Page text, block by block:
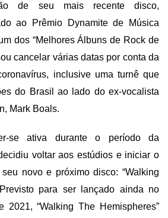
de seu mais recente disco,
ao Prêmio Dynamite de Música
dos “Melhores Álbuns de Rock de
cancelar várias datas por conta da
inclusive uma turnê que
do Brasil ao lado do ex-vocalista
Mark Boals.
se ativa durante o período da
voltar aos estúdios e iniciar o
novo e próximo disco: “Walking
para ser lançado ainda no
2021, “Walking The Hemispheres”